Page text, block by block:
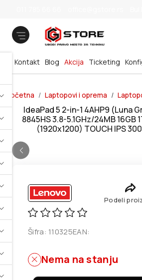
Blog Akcija
Kontakt Ticketing
Početna Laptopovi i oprema
IdeaPad 5 2-in-1 4AHP9 (Luna
8845HS 3.8-5.1GHz/24MB 16GB
(1920x1200) TOUCH IPS
Podeli
Šifra: 110325EAN:
Nema na stanju